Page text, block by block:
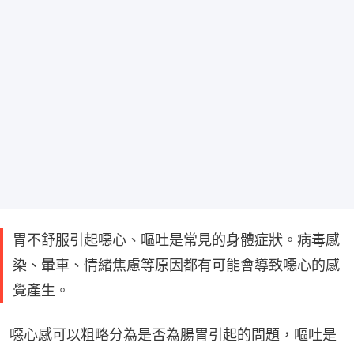
胃不舒服引起噁心、嘔吐是常見的身體症狀。病毒感
染、暈車、情緒焦慮等原因都有可能會導致噁心的感
覺產生。
噁心感可以粗略分為是否為腸胃引起的問題，嘔吐是